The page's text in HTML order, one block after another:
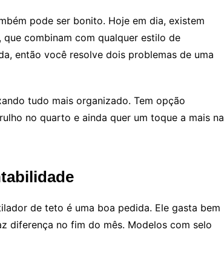
pode ser bonito. Hoje em dia, existem
combinam com qualquer estilo de
então você resolve dois problemas de uma
tudo mais organizado. Tem opção
no quarto e ainda quer um toque a mais na
de teto é uma boa pedida. Ele gasta bem
diferença no fim do mês. Modelos com selo